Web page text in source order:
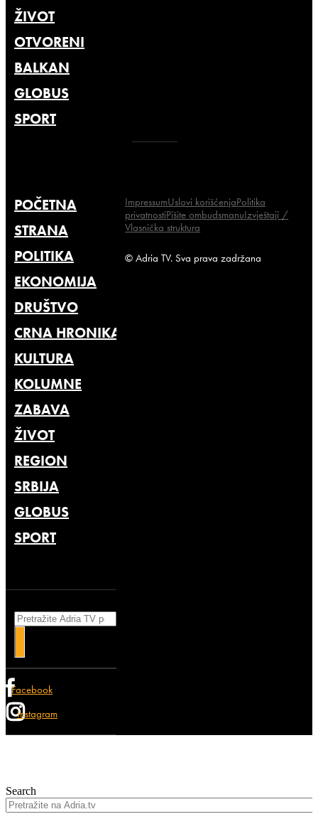
ŽIVOT
OTVORENI
BALKAN
GLOBUS
SPORT
POČETNA
STRANA
POLITIKA
EKONOMIJA
DRUŠTVO
CRNA HRONIKA
KULTURA
KOLUMNE
ZABAVA
ŽIVOT
REGION
SRBIJA
GLOBUS
SPORT
Facebook
Instagram
ImpressumUslovi korišćenjaPolitika
privatnostiPišite ombudsmanuIzvještaji /
Vlasnička struktura
© Adria TV. Sva prava zadržana
Search